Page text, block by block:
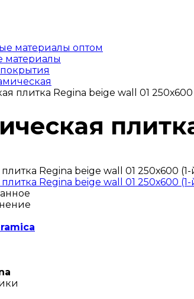
материалы оптом
материалы
плитка Regina beige wall 01 250х600